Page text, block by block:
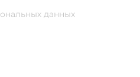
данных